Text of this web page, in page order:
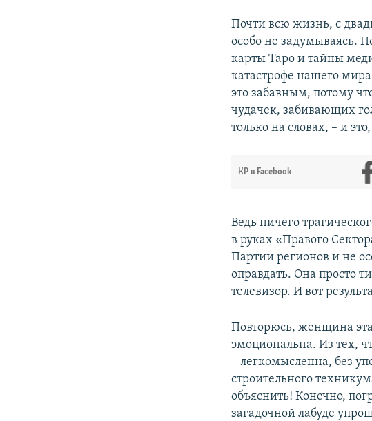
Почти всю жизнь, с
особо не задумываясь.
карты Таро и тайны
катастрофе нашего
это забавным, потому
чудачек, забивающих
только на словах, – и
КР в Facebook
Ведь ничего
в руках «Правого
Партии регионов и не
оправдать. Она просто
телевизор. И вот
Повторюсь, женщина эта
эмоциональна. Из тех,
– легкомысленна, без
строительного
объяснить! Конечно,
загадочной лабуде